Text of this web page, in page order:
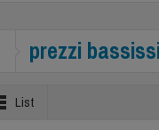
prezzi
List